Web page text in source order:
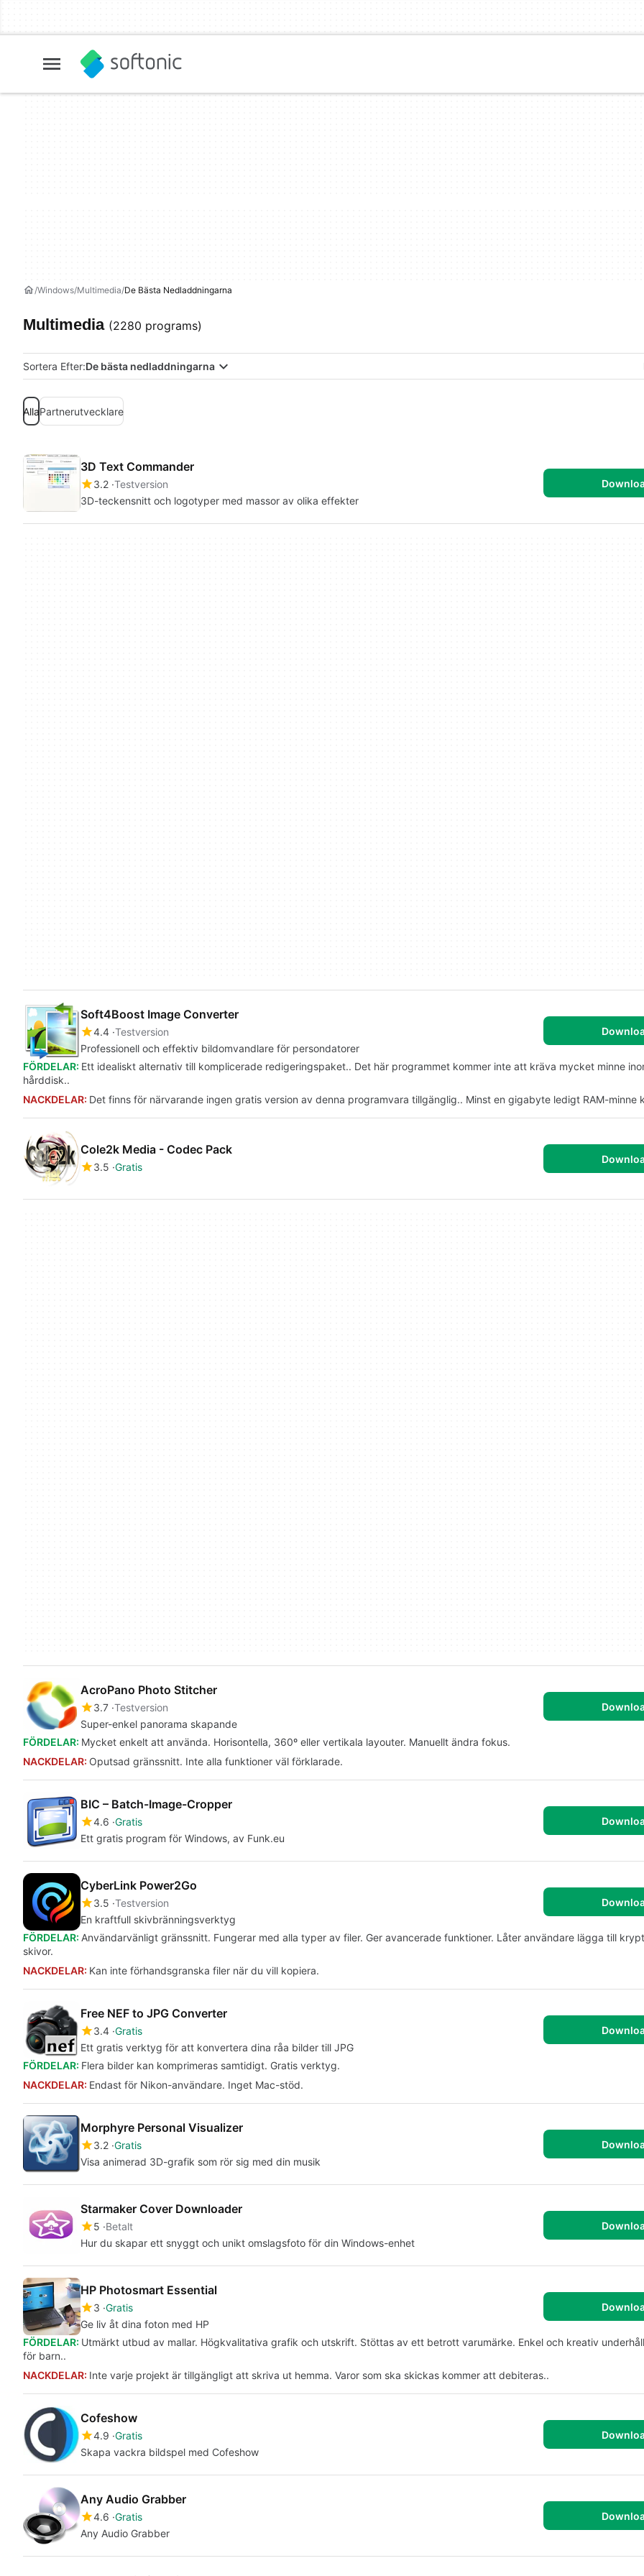
Windows Multimedia De Bästa Nedladdningarna
Multimedia (2280 programs)
Sortera Efter:De bästa nedladdningarna
AllaPartnerutvecklare
3D Text Commander
3.2 Testversion
3D-teckensnitt och logotyper med massor av olika effekter
Soft4Boost Image Converter
4.4 Testversion
Professionell och effektiv bildomvandlare för persondatorer
FÖRDELAR: Ett idealiskt alternativ till komplicerade redigeringspaket.. Det här programmet kommer inte att kräva mycket minne
hårddisk..
NACKDELAR: Det finns för närvarande ingen gratis version av denna programvara tillgänglig.. Minst en gigabyte ledigt RAM-minne
Cole2k Media - Codec Pack
3.5 Gratis
AcroPano Photo Stitcher
3.7 Testversion
Super-enkel panorama skapande
FÖRDELAR: Mycket enkelt att använda. Horisontella, 360º eller vertikala layouter. Manuellt ändra fokus.
NACKDELAR: Oputsad gränssnitt. Inte alla funktioner väl förklarade.
BIC – Batch-Image-Cropper
4.6 Gratis
Ett gratis program för Windows, av Funk.eu
CyberLink Power2Go
3.5 Testversion
En kraftfull skivbränningsverktyg
FÖRDELAR: Användarvänligt gränssnitt. Fungerar med alla typer av filer. Ger avancerade funktioner. Låter användare lägga till
skivor.
NACKDELAR: Kan inte förhandsgranska filer när du vill kopiera.
Free NEF to JPG Converter
3.4 Gratis
Ett gratis verktyg för att konvertera dina råa bilder till JPG
FÖRDELAR: Flera bilder kan komprimeras samtidigt. Gratis verktyg.
NACKDELAR: Endast för Nikon-användare. Inget Mac-stöd.
Morphyre Personal Visualizer
3.2 Gratis
Visa animerad 3D-grafik som rör sig med din musik
Starmaker Cover Downloader
5 Betalt
Hur du skapar ett snyggt och unikt omslagsfoto för din Windows-enhet
HP Photosmart Essential
3 Gratis
Ge liv åt dina foton med HP
FÖRDELAR: Utmärkt utbud av mallar. Högkvalitativa grafik och utskrift. Stöttas av ett betrott varumärke. Enkel och kreativ
för barn..
NACKDELAR: Inte varje projekt är tillgängligt att skriva ut hemma. Varor som ska skickas kommer att debiteras..
Cofeshow
4.9 Gratis
Skapa vackra bildspel med Cofeshow
Any Audio Grabber
4.6 Gratis
Any Audio Grabber